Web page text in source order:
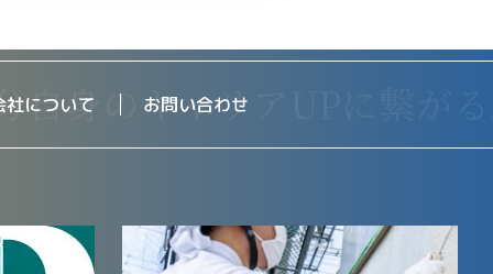
社について お問い合わせ